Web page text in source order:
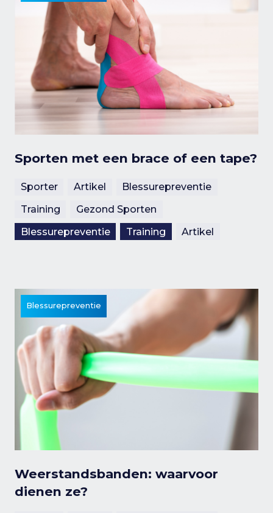
Sporten met een brace of een tape?
Sporter Artikel
Blessurepreventie
Training
Gezond Sporten
Blessurepreventie
Training Artikel
Blessurepreventie
Weerstandsbanden: waarvoor
dienen ze?